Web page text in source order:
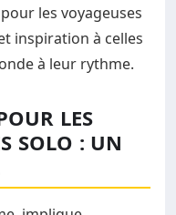
les voyageuses
inspiration à celles
à leur rythme.
LES
SOLO : UN